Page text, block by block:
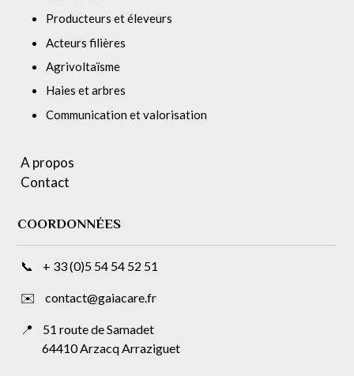
Producteurs et éleveurs
Acteurs filières
Agrivoltaïsme
Haies et arbres
Communication et valorisation
A propos
Contact
COORDONNÉES
📞 + 33 (0)5 54 54 52 51
✉️ contact@gaiacare.fr
📍 51 route de Samadet
64410 Arzacq Arraziguet